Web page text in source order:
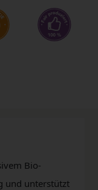
Bio-
und unterstützt